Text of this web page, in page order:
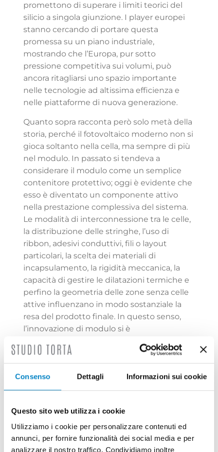
Consenso Dettagli Informazioni sui cookie
Questo sito web utilizza i cookie
Utilizziamo i cookie per personalizzare contenuti ed
annunci, per fornire funzionalità dei social media e per
analizzare il nostro traffico. Condividiamo inoltre
promettono di superare i limiti teorici del
silicio a singola giunzione. I player europei
stanno cercando di portare questa
promessa su un piano industriale,
mostrando che l’Europa, pur sotto
pressione competitiva sui volumi, può
ancora ritagliarsi uno spazio importante
nelle tecnologie ad altissima efficienza e
nelle piattaforme di nuova generazione.
Quanto sopra racconta però solo metà della
storia, perché il fotovoltaico moderno non si
gioca soltanto nella cella, ma sempre di più
nel modulo. In passato si tendeva a
considerare il modulo come un semplice
contenitore protettivo; oggi è evidente che
esso è diventato un componente attivo
nella prestazione complessiva del sistema.
Le modalità di interconnessione tra le celle,
la distribuzione delle stringhe, l’uso di
ribbon, adesivi conduttivi, fili o layout
particolari, la scelta dei materiali di
incapsulamento, la rigidità meccanica, la
capacità di gestire le dilatazioni termiche e
perfino la geometria delle zone senza celle
attive influenzano in modo sostanziale la
resa del prodotto finale. In questo senso,
l’innovazione di modulo si è
di cella, fino a diventare quasi inseparabile
da essa.
La diffusione dei moduli bifacciali è un
trasformazione. La possibilità di produrre
lato non direttamente affacciato alla luce
solare) del modulo ha reso questi dispositivi